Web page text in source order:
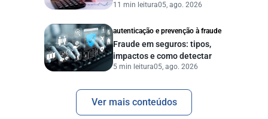
pessoas e empresas?
11 min leitura05, ago. 2026
autenticação e prevenção à fraude
Fraude em seguros: tipos,
impactos e como detectar
5 min leitura05, ago. 2026
Ver mais conteúdos